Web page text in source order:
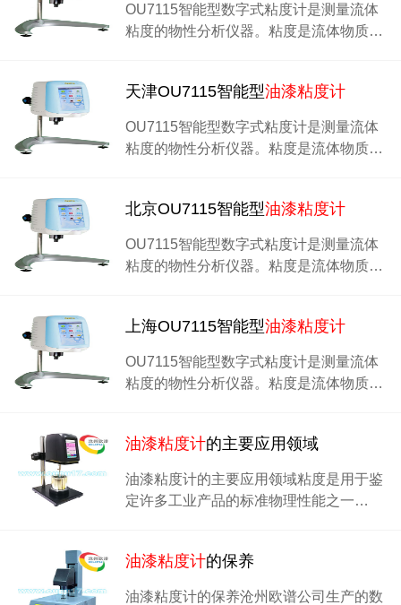
OU7115智能型数字式粘度计是测量流体
粘度的物性分析仪器。粘度是流体物质…
天津OU7115智能型油漆粘度计
OU7115智能型数字式粘度计是测量流体
粘度的物性分析仪器。粘度是流体物质…
北京OU7115智能型油漆粘度计
OU7115智能型数字式粘度计是测量流体
粘度的物性分析仪器。粘度是流体物质…
上海OU7115智能型油漆粘度计
OU7115智能型数字式粘度计是测量流体
粘度的物性分析仪器。粘度是流体物质…
油漆粘度计的主要应用领域
油漆粘度计的主要应用领域粘度是用于鉴
定许多工业产品的标准物理性能之一…
油漆粘度计的保养
油漆粘度计的保养沧州欧谱公司生产的数